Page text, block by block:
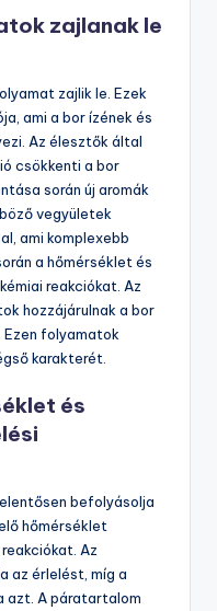
zajlanak le
zajlik le. Ezek
ami a bor ízének és
Az élesztők által
csökkenti a bor
során új aromák
vegyületek
ami komplexebb
a hőmérséklet és
reakciókat. Az
hozzájárulnak a bor
Ezen folyamatok
karakterét.
és
befolyásolja
hőmérséklet
Az
az érlelést, míg a
azt. A páratartalom